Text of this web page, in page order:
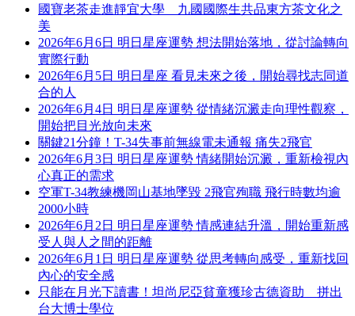
國寶老茶走進靜宜大學 九國國際生共品東方茶文化之
美
2026年6月6日 明日星座運勢 想法開始落地，從討論轉向
實際行動
2026年6月5日 明日星座 看見未來之後，開始尋找志同道
合的人
2026年6月4日 明日星座運勢 從情緒沉澱走向理性觀察，
開始把目光放向未來
關鍵21分鐘！T-34失事前無線電未通報 痛失2飛官
2026年6月3日 明日星座運勢 情緒開始沉澱，重新檢視內
心真正的需求
空軍T-34教練機岡山基地墜毀 2飛官殉職 飛行時數均逾
2000小時
2026年6月2日 明日星座運勢 情感連結升溫，開始重新感
受人與人之間的距離
2026年6月1日 明日星座運勢 從思考轉向感受，重新找回
內心的安全感
只能在月光下讀書！坦尚尼亞貧童獲珍古德資助 拼出
台大博士學位